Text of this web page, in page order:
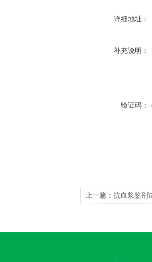
详细地址：
补充说明：
验证码：
上一篇： 抗血浆鉴别